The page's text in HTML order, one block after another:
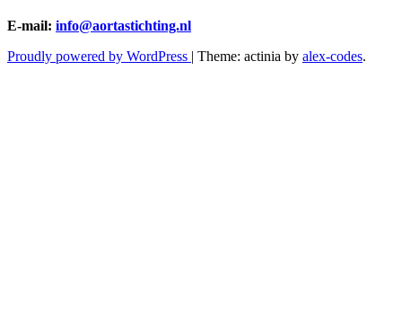
E-mail: info@aortastichting.nl
Proudly powered by WordPress | Theme: actinia by alex-codes.